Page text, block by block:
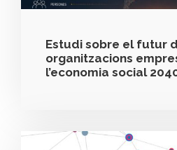
Estudi sobre el futur
organitzacions
l’economia social